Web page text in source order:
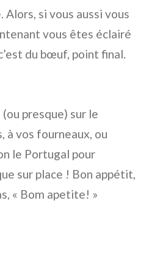
si vous aussi vous
vous êtes éclairé
du bœuf, point final.
presque) sur le
à vos fourneaux, ou
le Portugal pour
sur place ! Bon appétit,
« Bom apetite! »